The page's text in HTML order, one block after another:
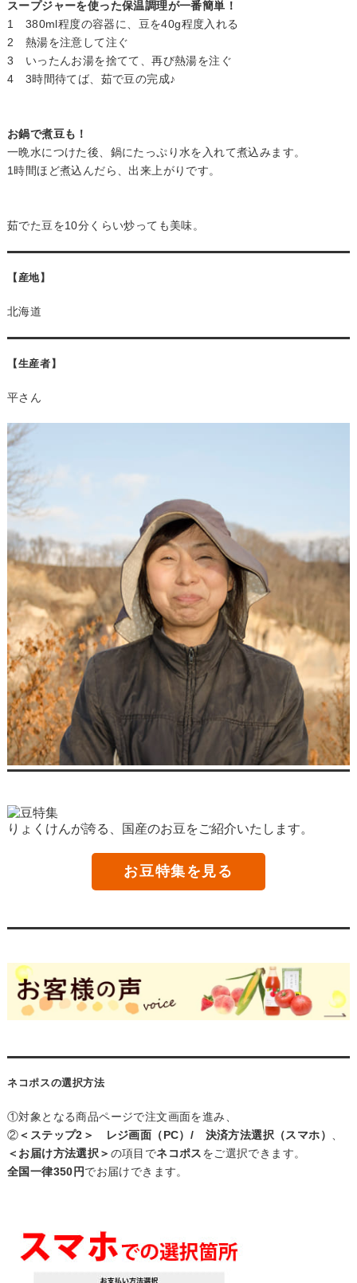
スープジャーを使った保温調理が一番簡単！
1 380ml程度の容器に、豆を40g程度入れる
2 熱湯を注意して注ぐ
3 いったんお湯を捨てて、再び熱湯を注ぐ
4 3時間待てば、茹で豆の完成♪
お鍋で煮豆も！
一晩水につけた後、鍋にたっぷり水を入れて煮込みます。
1時間ほど煮込んだら、出来上がりです。
茹でた豆を10分くらい炒っても美味。
【産地】
北海道
【生産者】
平さん
りょくけんが誇る、国産のお豆をご紹介いたします。
お豆特集を見る
ネコポスの選択方法
①対象となる商品ページで注文画面を進み、
②＜ステップ2＞ レジ画面（PC）/ 決済方法選択（スマホ）
＜お届け方法選択＞ の項目でネコポスをご選択できます。
全国一律350円でお届けできます。